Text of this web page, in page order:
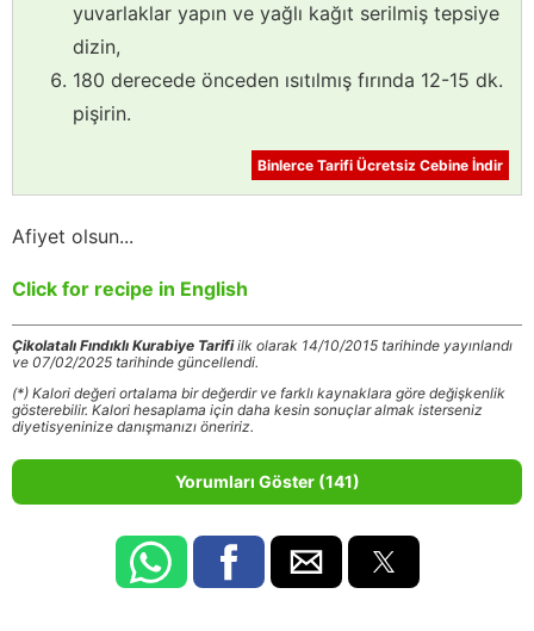
yuvarlaklar yapın ve yağlı kağıt serilmiş tepsiye
dizin,
180 derecede önceden ısıtılmış fırında 12-15 dk.
pişirin.
Binlerce Tarifi Ücretsiz Cebine İndir
Afiyet olsun...
Click for recipe in English
Çikolatalı Fındıklı Kurabiye Tarifiilk olarak 14/10/2015 tarihinde yayınlandı
ve 07/02/2025 tarihinde güncellendi.
(*) Kalori değeri ortalama bir değerdir ve farklı kaynaklara göre değişkenlik
gösterebilir. Kalori hesaplama için daha kesin sonuçlar almak isterseniz
diyetisyeninize danışmanızı öneririz.
Yorumları Göster (141)